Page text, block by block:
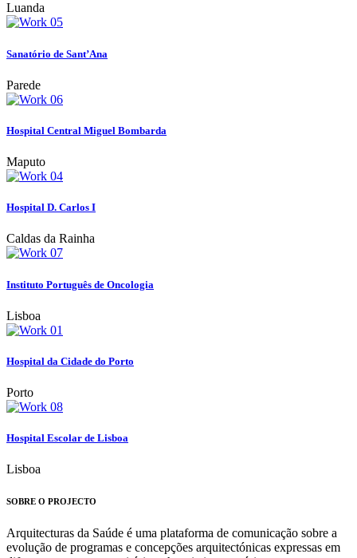
Luanda
Sanatório de Sant’Ana
Parede
Hospital Central Miguel Bombarda
Maputo
Hospital D. Carlos I
Caldas da Rainha
Instituto Português de Oncologia
Lisboa
Hospital da Cidade do Porto
Porto
Hospital Escolar de Lisboa
Lisboa
SOBRE O PROJECTO
Arquitecturas da Saúde é uma plataforma de comunicação sobre a
evolução de programas e concepções arquitectónicas expressas em